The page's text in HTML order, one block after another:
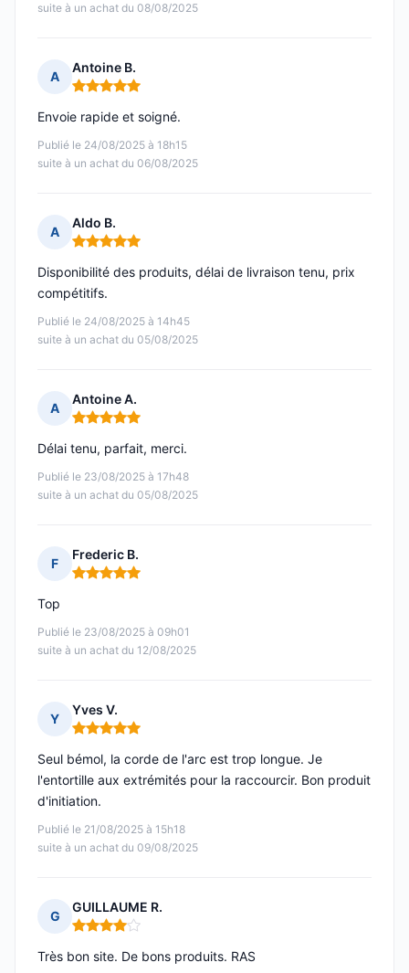
suite à un achat du 08/08/2025
A
Antoine B.
Note : 5 sur 5
Publié le 24/08/2025 à 18h15
suite à un achat du 06/08/2025
Envoie rapide et soigné.
A
Aldo B.
Note : 5 sur 5
Publié le 24/08/2025 à 14h45
suite à un achat du 05/08/2025
Disponibilité des produits, délai de livraison tenu, prix
compétitifs.
A
Antoine A.
Note : 5 sur 5
Publié le 23/08/2025 à 17h48
suite à un achat du 05/08/2025
Délai tenu, parfait, merci.
F
Frederic B.
Note : 5 sur 5
Publié le 23/08/2025 à 09h01
suite à un achat du 12/08/2025
Top
Y
Yves V.
Note : 5 sur 5
Publié le 21/08/2025 à 15h18
suite à un achat du 09/08/2025
Seul bémol, la corde de l'arc est trop longue. Je
l'entortille aux extrémités pour la raccourcir. Bon produit
d'initiation.
G
GUILLAUME R.
Note : 4 sur 5
Très bon site. De bons produits. RAS